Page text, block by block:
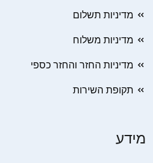
מדיניות תשלום
מדיניות משלוח
מדיניות החזר והחזר כספי
תקופת השירות
מידע